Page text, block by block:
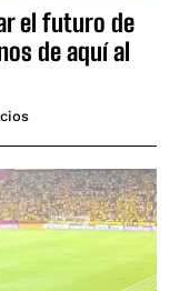
el futuro de
de aquí al